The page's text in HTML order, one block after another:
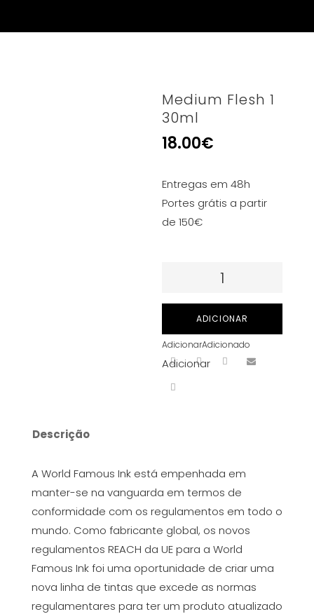
Medium Flesh 1
30ml
18.00€
Entregas em 48h
Portes grátis a partir
de 150€
Quantidade
1
30ml
ADICIONAR
AdicionarAdicionado
Adicionar
Descrição
A World Famous Ink está empenhada em
manter-se na vanguarda em termos de
conformidade com os regulamentos em todo o
mundo. Como fabricante global, os novos
regulamentos REACH da UE para a World
Famous Ink foi uma oportunidade de criar uma
nova linha de tintas que excede as normas
regulamentares para ter um produto atualizado